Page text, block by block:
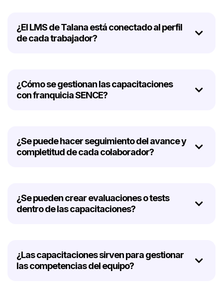
¿El LMS de Talana está conectado al perfil
de cada trabajador?
¿Cómo se gestionan las capacitaciones
con franquicia SENCE?
¿Se puede hacer seguimiento del avance y
completitud de cada colaborador?
¿Se pueden crear evaluaciones o tests
dentro de las capacitaciones?
¿Las capacitaciones sirven para gestionar
las competencias del equipo?